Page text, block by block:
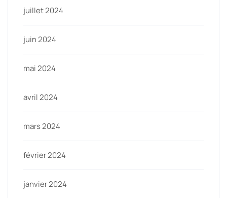
juillet 2024
juin 2024
mai 2024
avril 2024
mars 2024
février 2024
janvier 2024